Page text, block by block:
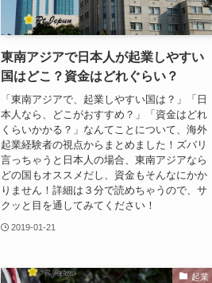
東南アジアで日本人が起業しやすい
国はどこ？資金はどれぐらい？
「東南アジアで、起業しやすい国は？」「日
本人なら、どこがおすすめ？」「資金はどれ
くらいかかる？」なんてことについて、海外
起業経験者の視点からまとめました！ズバリ
言っちゃうと日本人の場合、東南アジアなら
どの国もオススメだし、資金もそんなにかか
りません！詳細は３分で読めちゃうので、サ
クッと目を通してみてください！
2019-01-21
起業